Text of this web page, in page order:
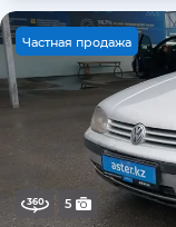
Частная продажа
5